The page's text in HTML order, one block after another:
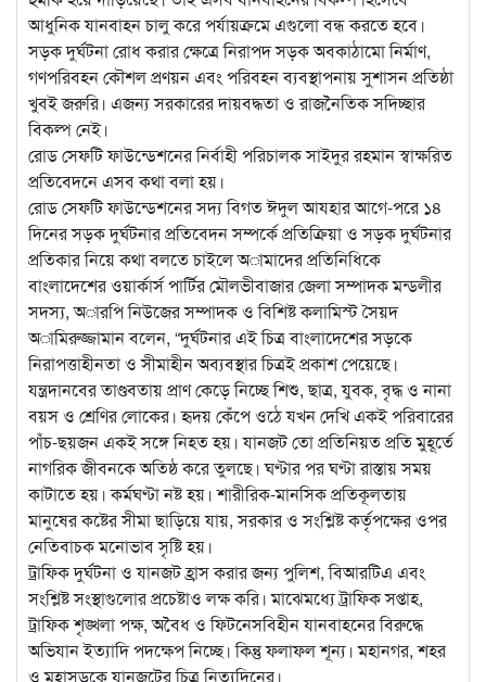
আধুনিক যানবাহন চালু করে পর্যায়ক্রমে এগুলো বন্ধ করতে হবে।
সড়ক দুর্ঘটনা রোধ করার ক্ষেত্রে নিরাপদ সড়ক অবকাঠামো নির্মাণ,
গণপরিবহন কৌশল প্রণয়ন এবং পরিবহন ব্যবস্থাপনায় সুশাসন প্রতিষ্ঠা
খুবই জরুরি। এজন্য সরকারের দায়বদ্ধতা ও রাজনৈতিক সদিচ্ছার
বিকল্প নেই।
রোড সেফটি ফাউন্ডেশনের নির্বাহী পরিচালক সাইদুর রহমান স্বাক্ষরিত
প্রতিবেদনে এসব কথা বলা হয়।
রোড সেফটি ফাউন্ডেশনের সদ্য বিগত ঈদুল আযহার আগে-পরে ১৪
দিনের সড়ক দুর্ঘটনার প্রতিবেদন সম্পর্কে প্রতিক্রিয়া ও সড়ক দুর্ঘটনার
প্রতিকার নিয়ে কথা বলতে চাইলে অামাদের প্রতিনিধিকে
বাংলাদেশের ওয়ার্কার্স পার্টির মৌলভীবাজার জেলা সম্পাদক মন্ডলীর
সদস্য, অারপি নিউজের সম্পাদক ও বিশিষ্ট কলামিস্ট সৈয়দ
অামিরুজ্জামান বলেন, “দুর্ঘটনার এই চিত্র বাংলাদেশের সড়কে
নিরাপত্তাহীনতা ও সীমাহীন অব্যবস্থার চিত্রই প্রকাশ পেয়েছে।
যন্ত্রদানবের তাণ্ডবতায় প্রাণ কেড়ে নিচ্ছে শিশু, ছাত্র, যুবক, বৃদ্ধ ও নানা
বয়স ও শ্রেণির লোকের। হৃদয় কেঁপে ওঠে যখন দেখি একই পরিবারের
পাঁচ-ছয়জন একই সঙ্গে নিহত হয়। যানজট তো প্রতিনিয়ত প্রতি মুহূর্তে
নাগরিক জীবনকে অতিষ্ঠ করে তুলছে। ঘণ্টার পর ঘণ্টা রাস্তায় সময়
কাটাতে হয়। কর্মঘণ্টা নষ্ট হয়। শারীরিক-মানসিক প্রতিকূলতায়
মানুষের কষ্টের সীমা ছাড়িয়ে যায়, সরকার ও সংশ্লিষ্ট কর্তৃপক্ষের ওপর
নেতিবাচক মনোভাব সৃষ্টি হয়।
ট্রাফিক দুর্ঘটনা ও যানজট হ্রাস করার জন্য পুলিশ, বিআরটিএ এবং
সংশ্লিষ্ট সংস্থাগুলোর প্রচেষ্টাও লক্ষ করি। মাঝেমধ্যে ট্রাফিক সপ্তাহ,
ট্রাফিক শৃঙ্খলা পক্ষ, অবৈধ ও ফিটনেসবিহীন যানবাহনের বিরুদ্ধে
অভিযান ইত্যাদি পদক্ষেপ নিচ্ছে। কিন্তু ফলাফল শূন্য। মহানগর, শহর
ও মহাসড়কে যানজটের চিত্র নিত্যদিনের।